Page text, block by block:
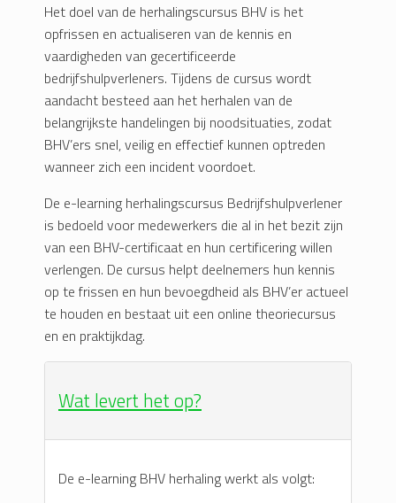
Het doel van de herhalingscursus BHV is het
opfrissen en actualiseren van de kennis en
vaardigheden van gecertificeerde
bedrijfshulpverleners. Tijdens de cursus wordt
aandacht besteed aan het herhalen van de
belangrijkste handelingen bij noodsituaties, zodat
BHV’ers snel, veilig en effectief kunnen optreden
wanneer zich een incident voordoet.
De e-learning herhalingscursus Bedrijfshulpverlener
is bedoeld voor medewerkers die al in het bezit zijn
van een BHV-certificaat en hun certificering willen
verlengen. De cursus helpt deelnemers hun kennis
op te frissen en hun bevoegdheid als BHV’er actueel
te houden en bestaat uit een online theoriecursus
en en praktijkdag.
Wat levert het op?
De e-learning BHV herhaling werkt als volgt: